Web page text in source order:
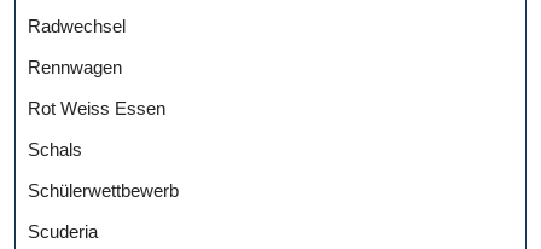
Radwechsel
Rennwagen
Rot Weiss Essen
Schals
Schülerwettbewerb
Scuderia